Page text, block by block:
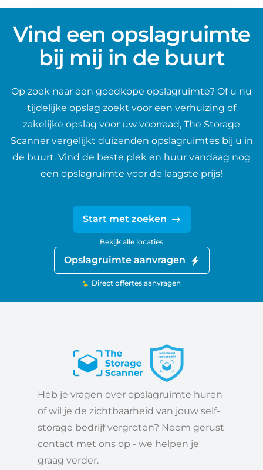
Vind een opslagruimte
bij mij in de buurt
Op zoek naar een goedkope opslagruimte? Of u nu
tijdelijke opslag zoekt voor een verhuizing of
zakelijke opslag voor uw voorraad, The Storage
Scanner vergelijkt duizenden opslagruimtes bij u in
de buurt. Vind de beste plek en huur vandaag nog
een opslagruimte voor de laagste prijs!
Start met zoeken
Bekijk alle locaties
Opslagruimte aanvragen
Direct offertes aanvragen
Heb je vragen over opslagruimte huren
of wil je de zichtbaarheid van jouw self-
storage bedrijf vergroten? Neem gerust
contact met ons op - we helpen je
graag verder.